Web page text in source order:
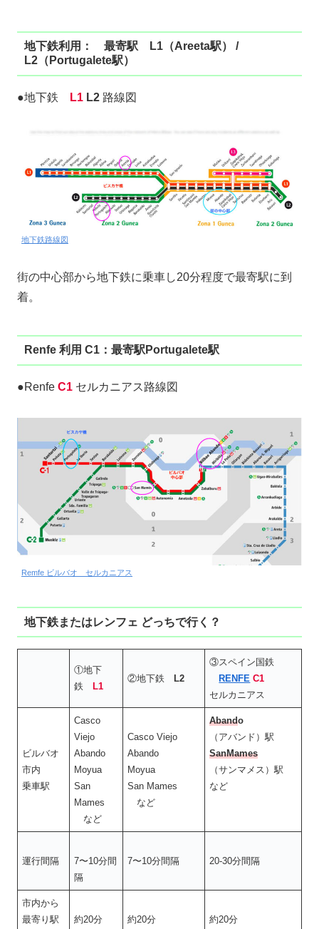
地下鉄利用： 最寄駅 L1（Areeta駅） /
L2（Portugalete駅）
●地下鉄 L1 L2 路線図
地下鉄路線図
街の中心部から地下鉄に乗車し20分程度で最寄駅に到
着。
Renfe 利用 C1：最寄駅Portugalete駅
●Renfe C1 セルカニアス路線図
Remfe ビルバオ セルカニアス
地下鉄またはレンフェ どっちで行く？
①地下
鉄
L1
②地下鉄 L2
③スペイン国鉄
RENFE C1
セルカニアス
ビルバオ
市内
乗車駅
Casco
Viejo
Abando
Moyua
San
Mames
など
Casco Viejo
Abando
Moyua
San Mames
など
Abando
（アバンド）駅
SanMames
（サンマメス）駅
など
運行間隔
7〜10分間
隔
7〜10分間隔 20-30分間隔
市内から
最寄り駅
約20分 約20分 約20分